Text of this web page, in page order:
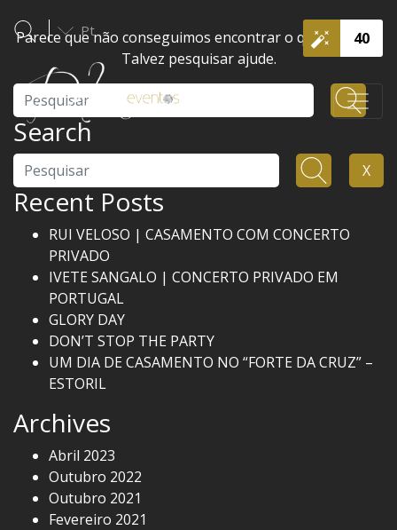
40
Pt
Parece que não conseguimos encontrar o que procura.
Talvez pesquisar ajude.
Search
Pesquisar X
Recent Posts
RUI VELOSO | CASAMENTO COM CONCERTO
PRIVADO
IVETE SANGALO | CONCERTO PRIVADO EM
PORTUGAL
GLORY DAY
DON’T STOP THE PARTY
UM DIA DE CASAMENTO NO “FORTE DA CRUZ” –
ESTORIL
Archives
Abril 2023
Outubro 2022
Outubro 2021
Fevereiro 2021